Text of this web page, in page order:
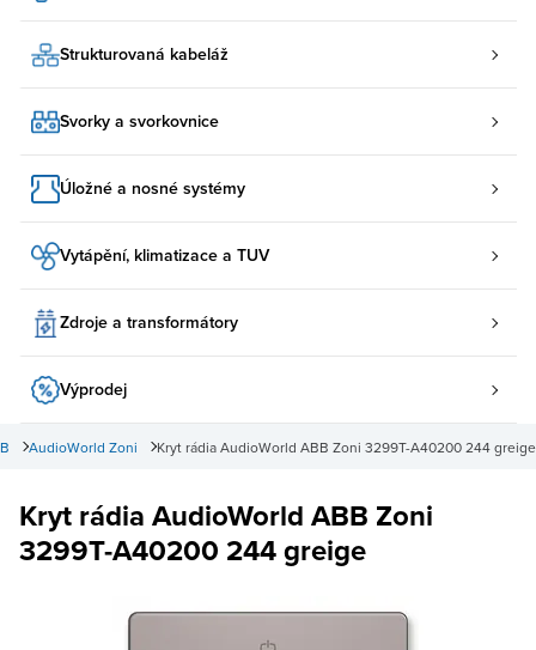
Strukturovaná kabeláž
Svorky a svorkovnice
Úložné a nosné systémy
Vytápění, klimatizace a TUV
Zdroje a transformátory
Výprodej
Kryt rádia AudioWorld ABB Zoni 3299T-A40200 244 greige
AudioWorld Zoni
Kryt rádia AudioWorld ABB Zoni
3299T-A40200 244 greige